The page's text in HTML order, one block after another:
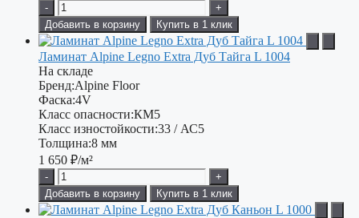
-
+
Добавить в корзину
Купить в 1 клик
Ламинат Alpine Legno Extra Дуб Тайга L 1004
На складе
Бренд:Alpine Floor
Фаска:4V
Класс опасности:КМ5
Класс изностойкости:33 / АС5
Толщина:8 мм
1 650 ₽/м²
-
+
Добавить в корзину
Купить в 1 клик